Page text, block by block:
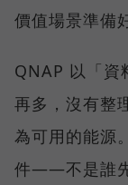
價值場景準備
QNAP 以「資
再多，沒有整
為可用的能源
件——不是誰